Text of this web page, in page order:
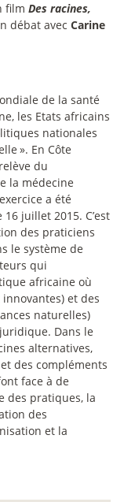
film Des racines,
débat avec Carine
de la santé
les Etats africains
nationales
». En Côte
du
la médecine
a été
juillet 2015. C’est
des praticiens
le système de
qui
africaine où
et des
naturelles)
Dans le
alternatives,
des compléments
face à de
des pratiques, la
des
et la